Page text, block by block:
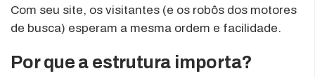
Com seu site, os visitantes (e os robôs dos motores
de busca) esperam a mesma ordem e facilidade.
Por que a estrutura importa?